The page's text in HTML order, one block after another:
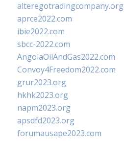
alteregotradingcompany.org
aprce2022.com
ibie2022.com
sbcc-2022.com
AngolaOilAndGas2022.com
Convoy4Freedom2022.com
grur2023.org
hkhk2023.org
napm2023.org
apsdfd2023.org
forumausape2023.com